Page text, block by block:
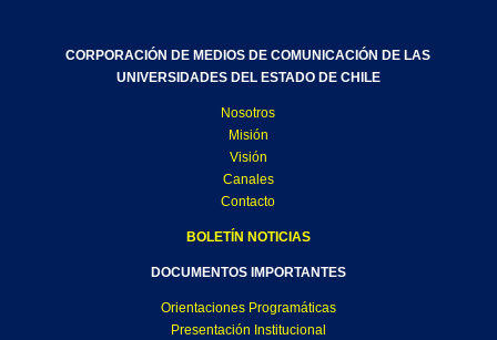
CORPORACIÓN DE MEDIOS DE COMUNICACIÓN DE LAS
UNIVERSIDADES DEL ESTADO DE CHILE
Nosotros
Misión
Visión
Canales
Contacto
BOLETÍN NOTICIAS
DOCUMENTOS IMPORTANTES
Orientaciones Programáticas
Presentación Institucional